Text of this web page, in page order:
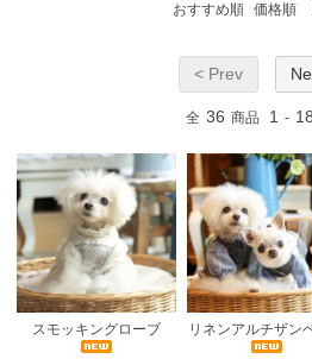
おすすめ順 価格順
< Prev
全 36 商品 1 - 18
スモッキングローブ リネンアルチザン